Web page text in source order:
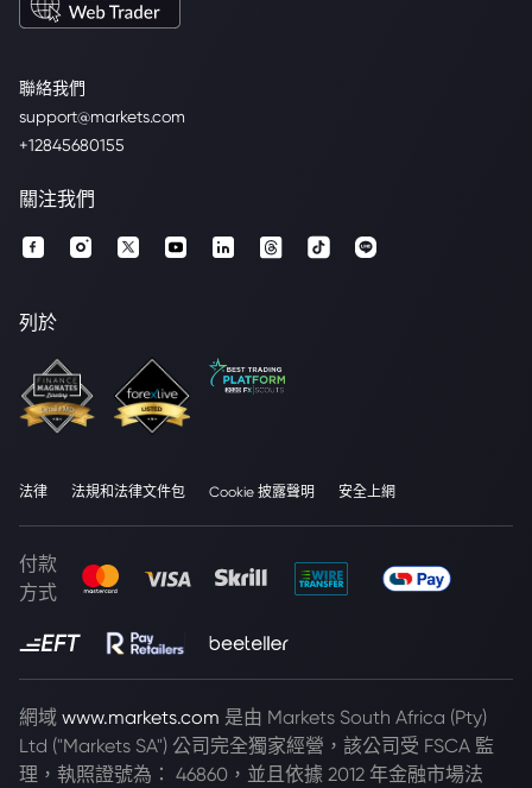
聯絡我們
support@markets.com
+12845680155
關注我們
列於
法律 法規和法律文件包 Cookie 披露聲明 安全上網
付款
方式
網域 www.markets.com 是由 Markets South Africa (Pty)
Ltd ("Markets SA") 公司完全獨家經營，該公司受 FSCA 監
理，執照證號為： 46860，並且依據 2012 年金融市場法